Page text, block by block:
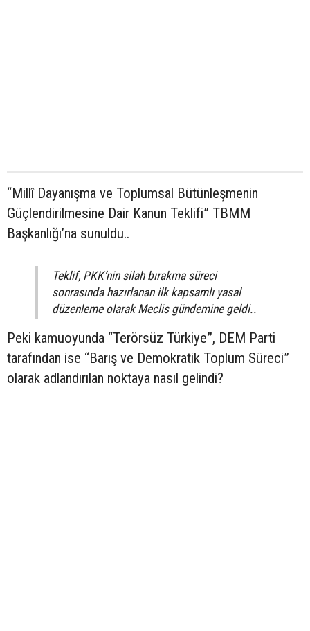
“Millî Dayanışma ve Toplumsal Bütünleşmenin
Güçlendirilmesine Dair Kanun Teklifi” TBMM
Başkanlığı’na sunuldu..
Teklif, PKK’nin silah bırakma süreci
sonrasında hazırlanan ilk kapsamlı yasal
düzenleme olarak Meclis gündemine geldi..
Peki kamuoyunda “Terörsüz Türkiye”, DEM Parti
tarafından ise “Barış ve Demokratik Toplum Süreci”
olarak adlandırılan noktaya nasıl gelindi?